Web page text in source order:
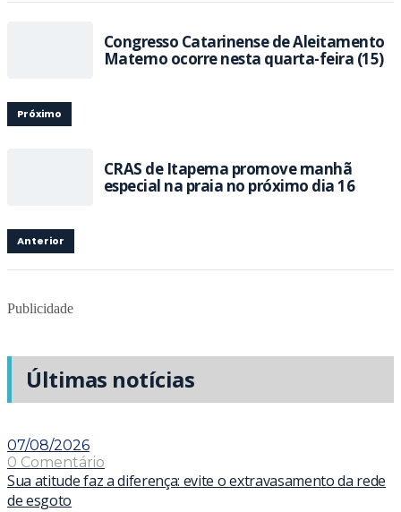
Congresso Catarinense de Aleitamento
Materno ocorre nesta quarta-feira (15)
Próximo
CRAS de Itapema promove manhã
especial na praia no próximo dia 16
Anterior
Publicidade
Últimas notícias
07/08/2026
0 Comentário
Sua atitude faz a diferença: evite o extravasamento da rede
de esgoto